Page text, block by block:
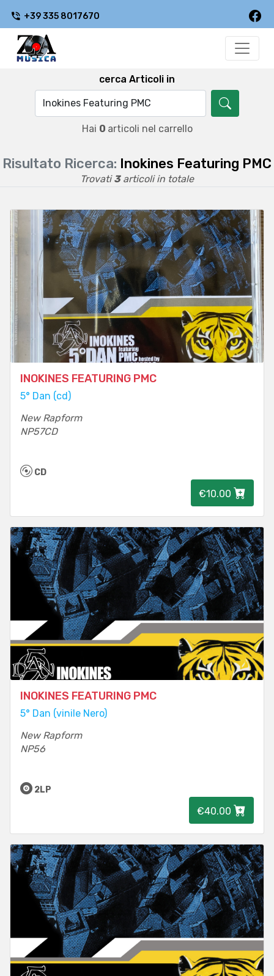
+39 335 8017670
cerca Articoli in
Hai 0 articoli nel carrello
Risultato Ricerca: Inokines Featuring PMC
Trovati3articoli in totale
INOKINES FEATURING PMC
5° Dan (cd)
New Rapform
NP57CD
CD
€10.00
INOKINES FEATURING PMC
5° Dan (vinile Nero)
New Rapform
NP56
2LP
€40.00